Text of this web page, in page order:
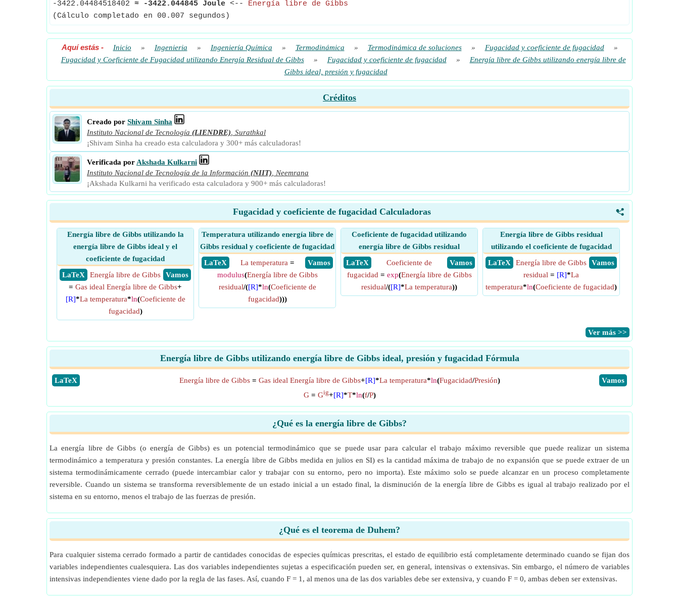
-3422.04484518402 ≈ -3422.044845 Joule <-- Energía libre de Gibbs
(Cálculo completado en 00.007 segundos)
Aquí estás- Inicio » Ingenieria » Ingeniería Química » Termodinámica » Termodinámica de soluciones » Fugacidad y coeficiente de fugacidad
»
Fugacidad y Coeficiente de Fugacidad utilizando Energía Residual de Gibbs
» Fugacidad y coeficiente de fugacidad »
Energía libre de Gibbs utilizando energía libre de
Gibbs ideal, presión y fugacidad
Créditos
Creado por Shivam Sinha
Instituto Nacional de Tecnología (LIENDRE) Surathkal
¡Shivam Sinha ha creado esta calculadora y 300+ más calculadoras!
Verificada por Akshada Kulkarni
Instituto Nacional de Tecnología de la Información (NIIT)
Neemrana
¡Akshada Kulkarni ha verificado esta calculadora y 900+ más calculadoras!
<
Fugacidad y coeficiente de fugacidad Calculadoras
Energía libre de Gibbs utilizando la
energía libre de Gibbs ideal y el
coeficiente de fugacidad
​ LaTeX
​ Vamos
Energía libre de Gibbs
= Gas ideal Energía libre de Gibbs+
[R]*La temperatura*ln(Coeficiente de
fugacidad)
Temperatura utilizando energía libre de
Gibbs residual y coeficiente de fugacidad
​ LaTeX
​ Vamos
La temperatura =
modulus(Energía libre de Gibbs
residual/([R]*ln(Coeficiente de
fugacidad)))
Coeficiente de fugacidad utilizando
energía libre de Gibbs residual
​ LaTeX
​ Vamos
Coeficiente de
fugacidad = exp(Energía libre de Gibbs
residual/([R]*La temperatura))
Energía libre de Gibbs residual
utilizando el coeficiente de fugacidad
​ LaTeX
​ Vamos
Energía libre de Gibbs
residual = [R]*La
temperatura*ln(Coeficiente de fugacidad)
​Ver más >>
Energía libre de Gibbs utilizando energía libre de Gibbs ideal, presión y fugacidad Fórmula
​LaTeX ​Vamos
Energía libre de Gibbs= Gas ideal Energía libre de Gibbs+[R]*La temperatura*ln(Fugacidad/Presión)
G= Gig+[R]*T*ln(f/P)
¿Qué es la energía libre de Gibbs?
La energía libre de Gibbs (o energía de Gibbs) es un potencial termodinámico que se puede usar para calcular el trabajo máximo reversible que puede realizar un sistema
termodinámico a temperatura y presión constantes. La energía libre de Gibbs medida en julios en SI) es la cantidad máxima de trabajo de no expansión que se puede extraer de un
sistema termodinámicamente cerrado (puede intercambiar calor y trabajar con su entorno, pero no importa). Este máximo solo se puede alcanzar en un proceso completamente
reversible. Cuando un sistema se transforma reversiblemente de un estado inicial a un estado final, la disminución de la energía libre de Gibbs es igual al trabajo realizado por el
sistema en su entorno, menos el trabajo de las fuerzas de presión.
¿Qué es el teorema de Duhem?
Para cualquier sistema cerrado formado a partir de cantidades conocidas de especies químicas prescritas, el estado de equilibrio está completamente determinado cuando se fijan dos
variables independientes cualesquiera. Las dos variables independientes sujetas a especificación pueden ser, en general, intensivas o extensivas. Sin embargo, el número de variables
intensivas independientes viene dado por la regla de las fases. Así, cuando F = 1, al menos una de las dos variables debe ser extensiva, y cuando F = 0, ambas deben ser extensivas.